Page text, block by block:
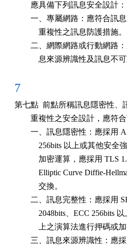
        應具備下列訊息安全設計：
一、專屬網路：應符合
            重複性之訊息防護措施。
二、網際網路或行動網
息來源辨識性及訊息
7
第七點  前點所稱訊息隱密性、
重複性之安全設計，應符
一、訊息隱密性：應採
256bits 以上或其他
加密運算，應採用
Elliptic Curve Diffie-
            交換。
二、訊息完整性：應採
2048bits、ECC
上之演算法進行押碼或
三、訊息來源辨識性：應